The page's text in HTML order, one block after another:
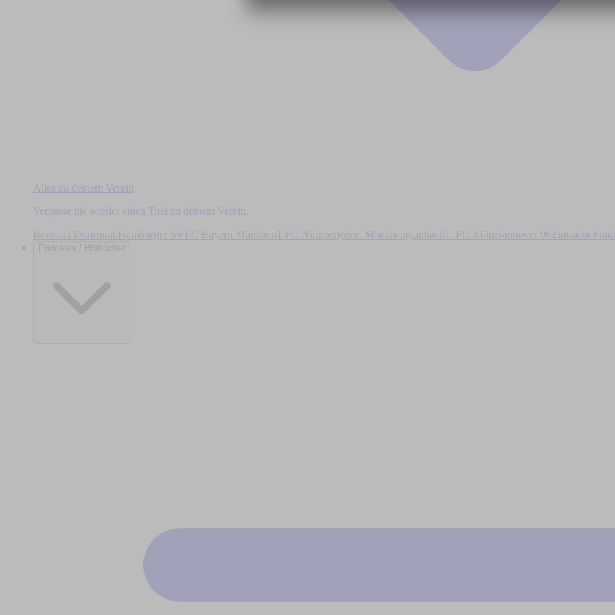
Alles zu deinem Verein
Verpasse nie wieder einen Titel zu deinem Verein.
Borussia DortmundHamburger SV FC Bayern München 1.FC Nürnberg Bor. Mönchengladbach 1. FC Köln Hannover 96Eintracht
Podcasts / Hörbücher